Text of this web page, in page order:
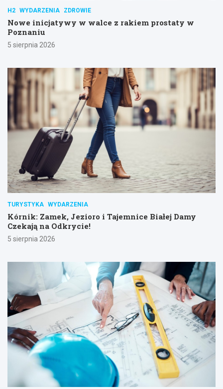
H2 WYDARZENIA ZDROWIE
Nowe inicjatywy w walce z rakiem prostaty w
Poznaniu
5 sierpnia 2026
TURYSTYKA WYDARZENIA
Kórnik: Zamek, Jezioro i Tajemnice Białej Damy
Czekają na Odkrycie!
5 sierpnia 2026